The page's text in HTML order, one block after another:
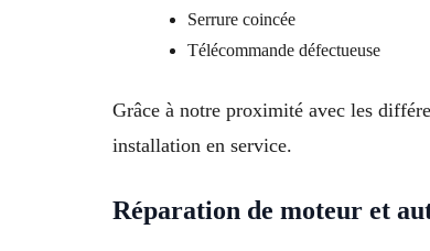
Serrure coincée
Télécommande défectueuse
Grâce à notre proximité avec les
installation en service.
Réparation de moteur et